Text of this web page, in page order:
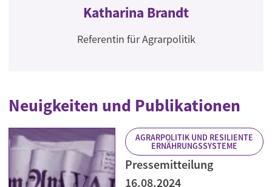
Katharina Brandt
Referentin für Agrarpolitik
Neuigkeiten und Publikationen
AGRARPOLITIK UND RESILIENTE
ERNÄHRUNGSSYSTEME
Pressemitteilung
16.08.2024